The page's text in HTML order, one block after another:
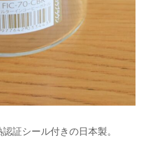
証シール付きの日本製。